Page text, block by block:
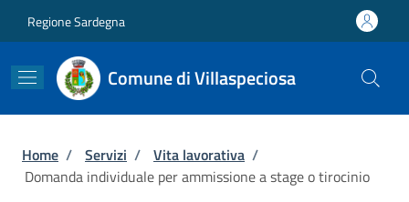
Regione Sardegna
Comune di Villaspeciosa
Briciole di pane
Home / Servizi / Vita lavorativa /
Domanda individuale per ammissione a stage o tirocinio